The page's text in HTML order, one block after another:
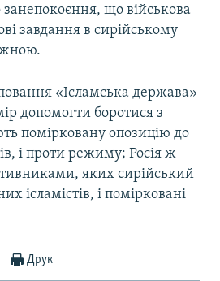
занепокоєння, що військова
завдання в сирійському
«Ісламська держава»
допомогти боротися з
помірковану опозицію до
і проти режиму; Росія ж
яких сирійський
ісламістів, і помірковані
Друк